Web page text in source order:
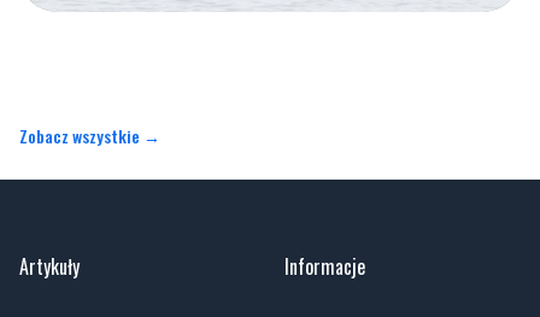
Zobacz wszystkie →
Artykuły Informacje